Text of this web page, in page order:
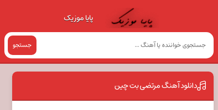
پایا موزیک
جستجو
دانلود آهنگ مرتضی بت چین